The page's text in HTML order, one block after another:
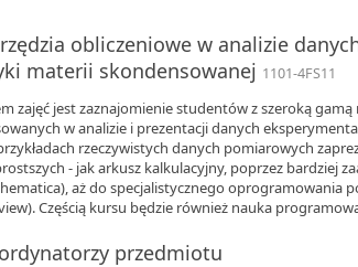
obliczeniowe w analizie
materii skondensowanej 1101-4FS11
zajęć jest zaznajomienie studentów z szeroką
w analizie i prezentacji danych
rzeczywistych danych pomiarowych
- jak arkusz kalkulacyjny, poprzez bardziej
aż do specjalistycznego oprogramowania
Częścią kursu będzie również nauka
przedmiotu